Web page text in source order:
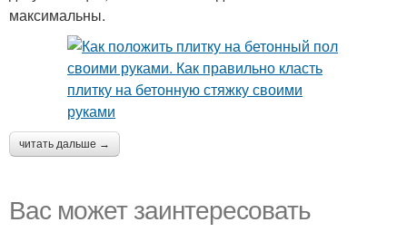
максимальны.
читать дальше →
Вас может заинтересовать